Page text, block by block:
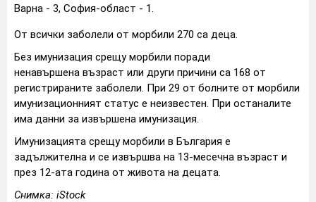
Варна - 3, София-област - 1.
От всички заболели от морбили 270 са деца.
Без имунизация срещу морбили поради
ненавършена възраст или други причини са 168 от
регистрираните заболели. При 29 от болните от морбили
имунизационният статус е неизвестен. При останалите
има данни за извършена имунизация.
Имунизацията срещу морбили в България е
задължителна и се извършва на 13-месечна възраст и
през 12-ата година от живота на децата.
Снимка: iStock